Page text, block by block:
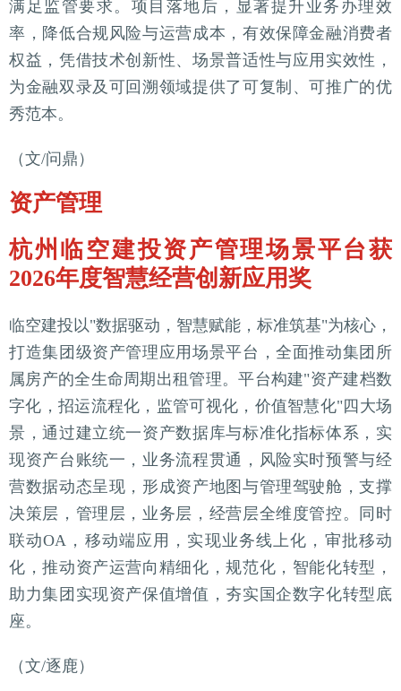
满足监管要求。项目落地后，显著提升业务办理效
率，降低合规风险与运营成本，有效保障金融消费者
权益，凭借技术创新性、场景普适性与应用实效性，
为金融双录及可回溯领域提供了可复制、可推广的优
秀范本。
（文/问鼎）
资产管理
杭州临空建投资产管理场景平台获
2026年度智慧经营创新应用奖
临空建投以"数据驱动，智慧赋能，标准筑基"为核心，
打造集团级资产管理应用场景平台，全面推动集团所
属房产的全生命周期出租管理。平台构建"资产建档数
字化，招运流程化，监管可视化，价值智慧化"四大场
景，通过建立统一资产数据库与标准化指标体系，实
现资产台账统一，业务流程贯通，风险实时预警与经
营数据动态呈现，形成资产地图与管理驾驶舱，支撑
决策层，管理层，业务层，经营层全维度管控。同时
联动OA，移动端应用，实现业务线上化，审批移动
化，推动资产运营向精细化，规范化，智能化转型，
助力集团实现资产保值增值，夯实国企数字化转型底
座。
（文/逐鹿）